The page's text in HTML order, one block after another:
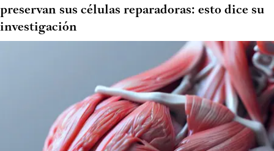
preservan sus células reparadoras: esto dice su
investigación